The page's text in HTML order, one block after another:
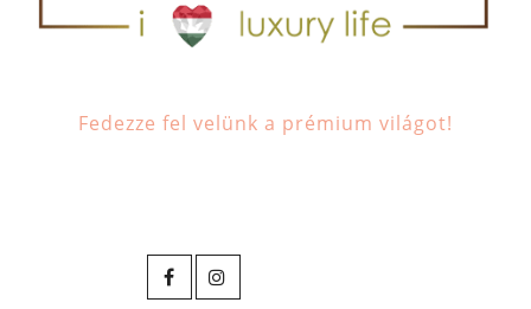
Fedezze fel velünk a prémium világot!